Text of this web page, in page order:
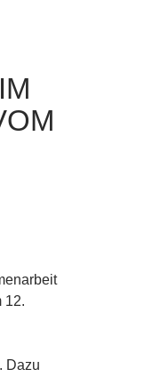
12.
Dazu